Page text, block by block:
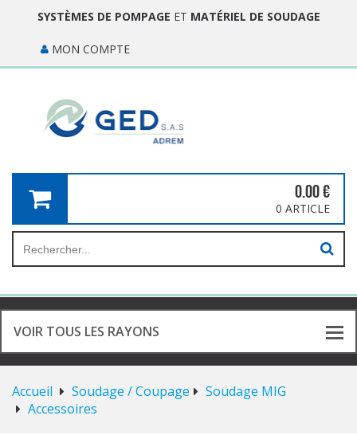
SYSTÈMES DE POMPAGE ET MATÉRIEL DE SOUDAGE
MON COMPTE
0.00€
0 ARTICLE
VOIR TOUS LES RAYONS
Accueil Soudage / Coupage
Soudage MIG
Accessoires